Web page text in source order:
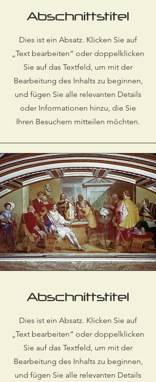
Abschnittstitel
Dies ist ein Absatz. Klicken Sie auf
„Text bearbeiten“ oder doppelklicken
Sie auf das Textfeld, um mit der
Bearbeitung des Inhalts zu beginnen,
und fügen Sie alle relevanten Details
oder Informationen hinzu, die Sie
Ihren Besuchern mitteilen möchten.
Abschnittstitel
Dies ist ein Absatz. Klicken Sie auf
„Text bearbeiten“ oder doppelklicken
Sie auf das Textfeld, um mit der
Bearbeitung des Inhalts zu beginnen,
und fügen Sie alle relevanten Details